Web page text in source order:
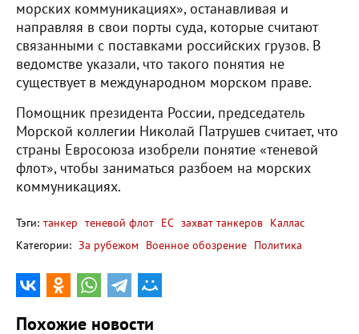
морских коммуникациях», останавливая и
направляя в свои порты суда, которые считают
связанными с поставками российских грузов. В
ведомстве указали, что такого понятия не
существует в международном морском праве.
Помощник президента России, председатель
Морской коллегии Николай Патрушев считает, что
страны Евросоюза изобрели понятие «теневой
флот», чтобы заниматься разбоем на морских
коммуникациях.
Тэги: танкер теневой флот ЕС захват танкеров Каллас
Категории: За рубежом Военное обозрение Политика
Похожие новости